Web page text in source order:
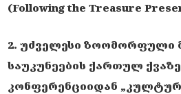
(Following the Treasure
2. უძველესი ზოომორფული
საუკუნეების ქართულ
კონფერენციიდან